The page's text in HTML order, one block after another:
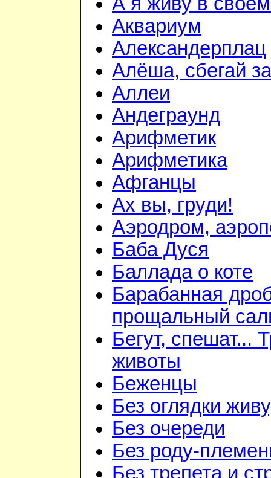
Аквариум
Александерплац
Алёша, сбегай
Аллеи
Андеграунд
Арифметик
Арифметика
Афганцы
Ах вы, груди!
Аэродром,
Баба Дуся
Баллада о коте
Барабанная
прощальный
Бегут, спешат...
животы
Беженцы
Без оглядки
Без очереди
Без роду-
Без трепета и